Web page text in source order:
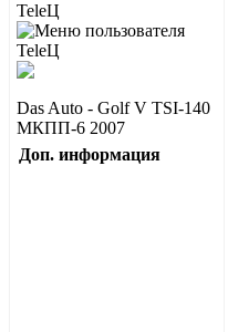
TeleЦ
Das Auto - Golf V TSI-140
МКПП-6 2007
Доп. информация